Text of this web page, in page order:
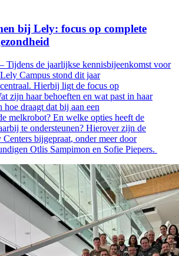
bij Lely: focus op complete
Tijdens de jaarlijkse kennisbijeenkomst voor
Campus stond dit jaar
centraal. Hierbij ligt de focus op
zijn haar behoeften en wat past in haar
hoe draagt dat bij aan een
melkrobot? En welke opties heeft de
te ondersteunen? Hierover zijn de
bijgepraat, onder meer door
Otlis Sampimon en Sofie Piepers.